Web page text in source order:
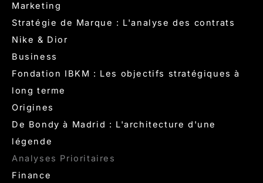
Marketing
Stratégie de Marque : L'analyse des contrats
Nike & Dior
Business
Fondation IBKM : Les objectifs stratégiques à
long terme
Origines
De Bondy à Madrid : L'architecture d'une
légende
Analyses Prioritaires
Finance